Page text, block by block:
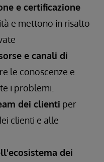
e certificazione
e mettono in risalto
e canali di
le conoscenze e
i problemi.
dei clienti per
clienti e alle
dei